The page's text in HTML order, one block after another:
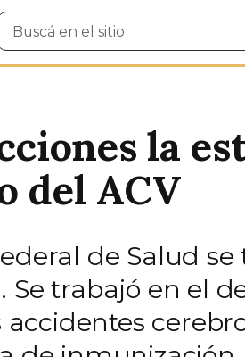
la
del ACV
de Salud
trabajó en el